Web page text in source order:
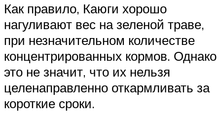
Как правило, Каюги хорошо
нагуливают вес на зеленой траве,
при незначительном количестве
концентрированных кормов. Однако
это не значит, что их нельзя
целенаправленно откармливать за
короткие сроки.